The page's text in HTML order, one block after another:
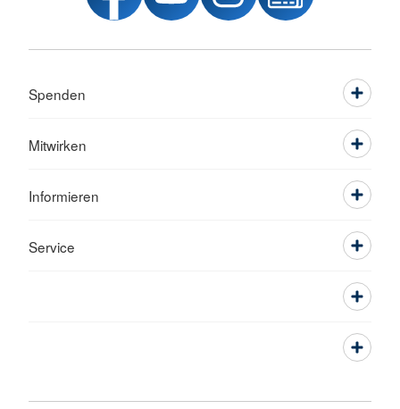
Spenden
Mitwirken
Informieren
Service